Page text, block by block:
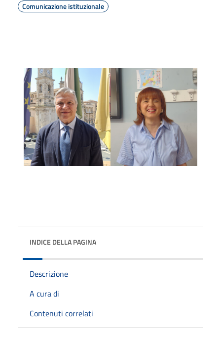
Comunicazione istituzionale
INDICE DELLA PAGINA
Descrizione
A cura di
Contenuti correlati